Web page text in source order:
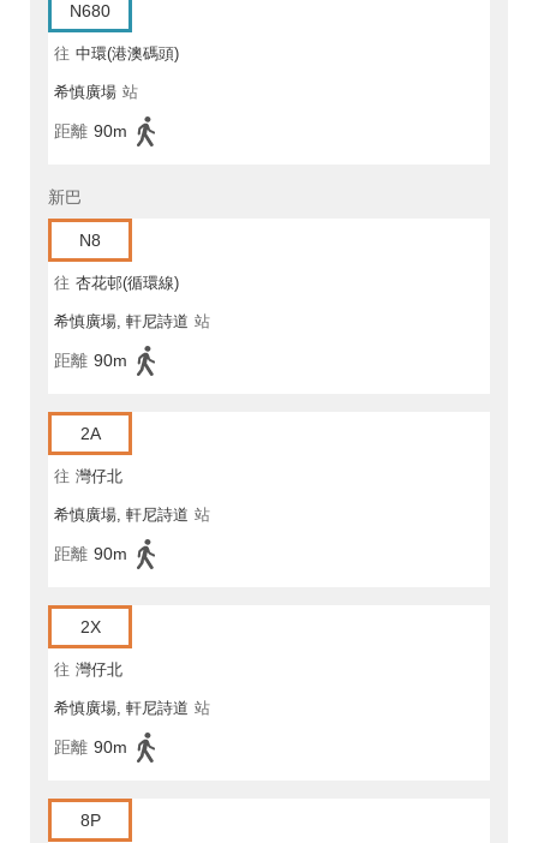
N680
往 中環(港澳碼頭)
希慎廣場 站
距離 90m
新巴
N8
往 杏花邨(循環線)
希慎廣場, 軒尼詩道 站
距離 90m
2A
往 灣仔北
希慎廣場, 軒尼詩道 站
距離 90m
2X
往 灣仔北
希慎廣場, 軒尼詩道 站
距離 90m
8P